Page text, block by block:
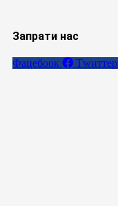
Запрати нас
Фацебоок Тwиттер